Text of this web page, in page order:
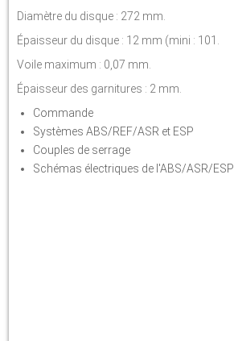
Diamètre du disque : 272 mm.
Épaisseur du disque : 12 mm (mini : 101.
Voile maximum : 0,07 mm.
Épaisseur des garnitures : 2 mm.
Commande
Systèmes ABS/REF/ASR et ESP
Couples de serrage
Schémas électriques de l'ABS/ASR/ESP